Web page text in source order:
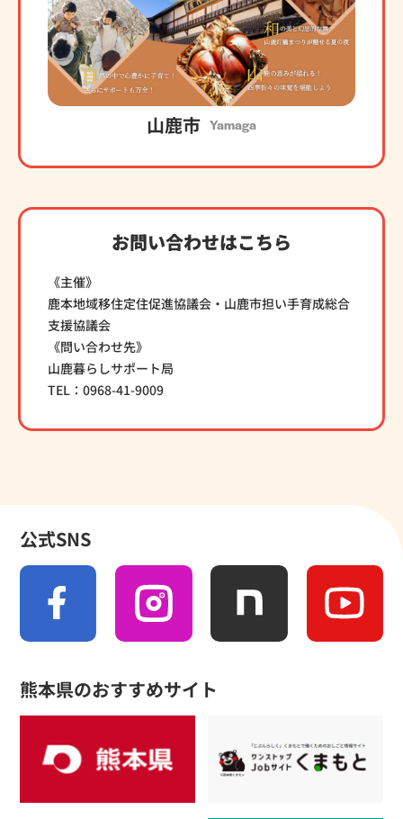
山鹿市 Yamaga
お問い合わせはこちら
《主催》
鹿本地域移住定住促進協議会・山鹿市担い手育成総合
支援協議会
《問い合わせ先》
山鹿暮らしサポート局
TEL：0968-41-9009
熊本県のおすすめサイト
公式SNS